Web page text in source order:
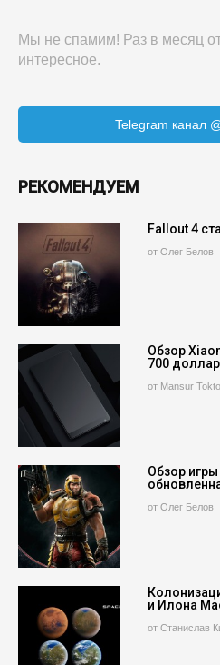
Мы не спамим! Раз в месяц
интересное.
Telegram канал
РЕКОМЕНДУЕМ
Fallout 4
от Олег Белов
Обзор
700
от Mansur
Обзор
от Олег Белов
и Илона
от Станислав